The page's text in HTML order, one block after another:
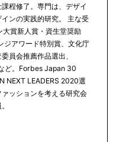
程修了。専門は、デザイ
ンの実践的研究。 主な受
賞新人賞・資生堂奨励
ジアワード特別賞、文化庁
員会推薦作品選出、
ど。Forbes Japan 30
NEXT LEADERS 2020選
ッションを考える研究会